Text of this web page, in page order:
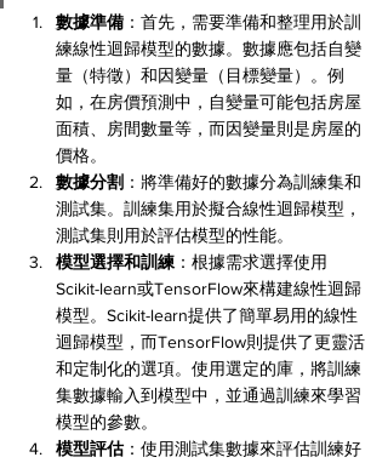
數據準備 ：首先，需要準備和整理用於訓
練線性迴歸模型的數據。數據應包括自變
量（特徵）和因變量（目標變量）。例
如，在房價預測中，自變量可能包括房屋
面積、房間數量等，而因變量則是房屋的
價格。
數據分割 ：將準備好的數據分為訓練集和
測試集。訓練集用於擬合線性迴歸模型，
測試集則用於評估模型的性能。
模型選擇和訓練 ：根據需求選擇使用
Scikit-learn或TensorFlow來構建線性迴歸
模型。Scikit-learn提供了簡單易用的線性
迴歸模型，而TensorFlow則提供了更靈活
和定制化的選項。使用選定的庫，將訓練
集數據輸入到模型中，並通過訓練來學習
模型的參數。
模型評估：使用測試集數據來評估訓練好